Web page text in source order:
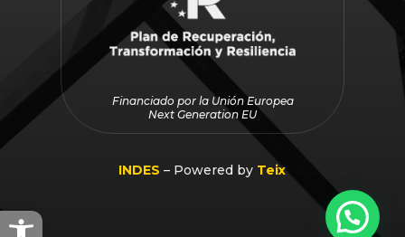
Abrir barra de herramientas
Financiado por la Unión Europea
Next Generation EU
INDES – Powered by Teix